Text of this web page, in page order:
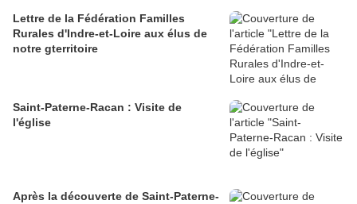
Lettre de la Fédération Familles
Rurales d'Indre-et-Loire aux élus de
notre gterritoire
Saint-Paterne-Racan : Visite de
l'église
Après la découverte de Saint-Paterne-